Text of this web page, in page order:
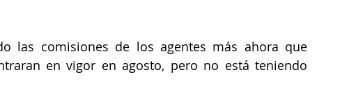
las comisiones de los agentes más ahora que
en vigor en agosto, pero no está teniendo